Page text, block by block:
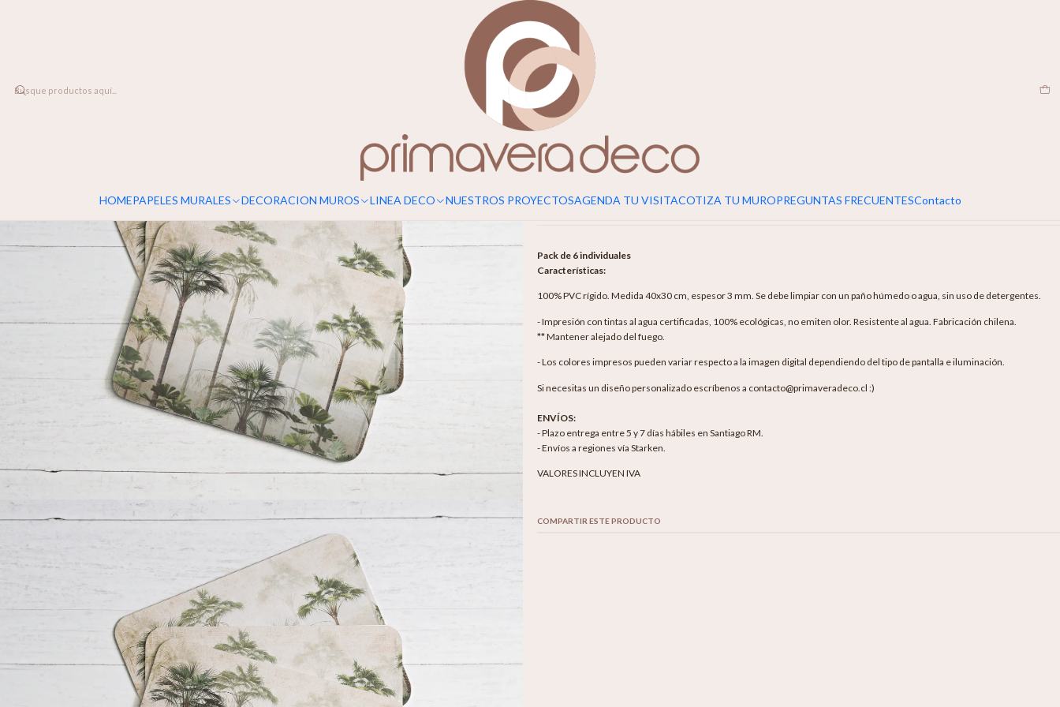
HOMEPAPELES MURALES DECORACION MUROS LINEA DECO NUESTROS PROYECTOSAGENDA TU VISITACOTIZA TU MUROPREGUNTAS FRECUENTESContacto
Individuales Foggy Forest
Cantidad
Agregar Al Carro
Pack de 6 individuales
Características:
100% PVC rígido. Medida 40x30 cm, espesor 3 mm. Se debe limpiar con un paño húmedo o agua, sin uso de detergentes.
- Impresión con tintas al agua certificadas, 100% ecológicas, no emiten olor. Resistente al agua. Fabricación chilena.
** Mantener alejado del fuego.
- Los colores impresos pueden variar respecto a la imagen digital dependiendo del tipo de pantalla e iluminación.
Si necesitas un diseño personalizado escríbenos a contacto@primaveradeco.cl :)
ENVÍOS:
- Plazo entrega entre 5 y 7 días hábiles en Santiago RM.
- Envíos a regiones vía Starken.
VALORES INCLUYEN IVA
COMPARTIR ESTE PRODUCTO